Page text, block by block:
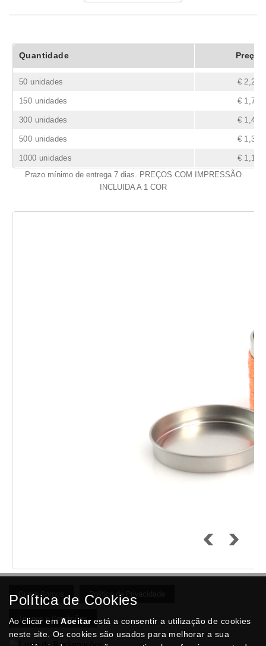
Quantidade Preço
50 unidades € 2,24
150 unidades € 1,71
300 unidades € 1,48
500 unidades € 1,39
1000 unidades
€ 1,16
Prazo mínimo de entrega 7 dias. PREÇOS COM IMPRESSÃO
INCLUIDA A 1 COR
Quem Somos Politica de Privacidade
Termos e Condições
Política de Cookies
Ao clicar emAceitarestá a consentir a utilização de cookies
neste site. Os cookies são usados para melhorar a sua